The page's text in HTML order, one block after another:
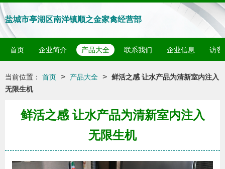
盐城市亭湖区南洋镇顺之金家禽经营部
首页 企业简介 产品大全 联系我们 企业信息 访客
当前位置： 首页 > 产品大全 > 鲜活之感 让水产品为清新室内注入
无限生机
鲜活之感 让水产品为清新室内注入
无限生机